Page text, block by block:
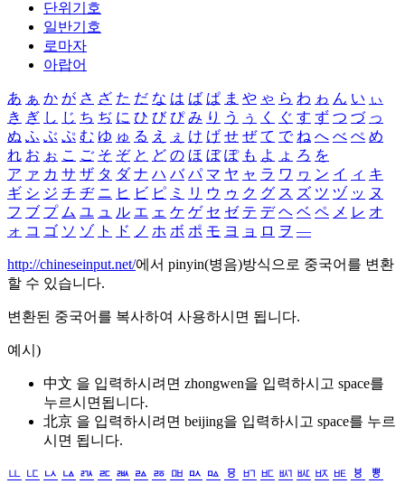
단위기호
일반기호
로마자
아랍어
あ ぁ か が さ ざ た だ な は ば ぱ ま や ゃ ら わ ゎ ん い ぃ
き ぎ し じ ち ぢ に ひ び ぴ み り う ぅ く ぐ す ず つ づ っ
ぬ ふ ぶ ぷ む ゆ ゅ る え ぇ け げ せ ぜ て で ね へ べ ぺ め
れ お ぉ こ ご そ ぞ と ど の ほ ぼ ぽ も よ ょ ろ を
ア ァ カ サ ザ タ ダ ナ ハ バ パ マ ヤ ャ ラ ワ ヮ ン イ ィ キ
ギ シ ジ チ ヂ ニ ヒ ビ ピ ミ リ ウ ゥ ク グ ス ズ ツ ヅ ッ ヌ
フ ブ プ ム ユ ュ ル エ ェ ケ ゲ セ ゼ テ デ ヘ ベ ペ メ レ オ
ォ コ ゴ ソ ゾ ト ド ノ ホ ボ ポ モ ヨ ョ ロ ヲ ―
http://chineseinput.net/에서 pinyin(병음)방식으로 중국어를 변환
할 수 있습니다.
변환된 중국어를 복사하여 사용하시면 됩니다.
예시)
中文 을 입력하시려면 zhongwen을 입력하시고 space를
누르시면됩니다.
北京 을 입력하시려면 beijing을 입력하시고 space를 누르
시면 됩니다.
ㅥ ㅦ ㅧ ㅨ ㅩ ㅪ ㅫ ㅬ ㅭ ㅮ ㅯ ㅰ ㅱ ㅲ ㅳ ㅴ ㅵ ㅶ ㅷ ㅸ
ㅹ